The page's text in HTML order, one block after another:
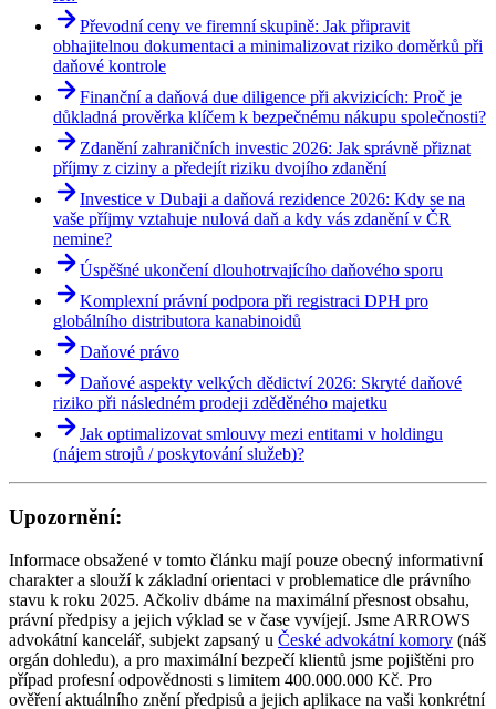
Převodní ceny ve firemní skupině: Jak připravit
obhajitelnou dokumentaci a minimalizovat riziko doměrků při
daňové kontrole
Finanční a daňová due diligence při akvizicích: Proč je
důkladná prověrka klíčem k bezpečnému nákupu společnosti?
Zdanění zahraničních investic 2026: Jak správně přiznat
příjmy z ciziny a předejít riziku dvojího zdanění
Investice v Dubaji a daňová rezidence 2026: Kdy se na
vaše příjmy vztahuje nulová daň a kdy vás zdanění v ČR
nemine?
Úspěšné ukončení dlouhotrvajícího daňového sporu
Komplexní právní podpora při registraci DPH pro
globálního distributora kanabinoidů
Daňové právo
Daňové aspekty velkých dědictví 2026: Skryté daňové
riziko při následném prodeji zděděného majetku
Jak optimalizovat smlouvy mezi entitami v holdingu
(nájem strojů / poskytování služeb)?
Upozornění:
Informace obsažené v tomto článku mají pouze obecný informativní
charakter a slouží k základní orientaci v problematice dle právního
stavu k roku 2025. Ačkoliv dbáme na maximální přesnost obsahu,
právní předpisy a jejich výklad se v čase vyvíjejí. Jsme ARROWS
advokátní kancelář, subjekt zapsaný u České advokátní komory (náš
orgán dohledu), a pro maximální bezpečí klientů jsme pojištěni pro
případ profesní odpovědnosti s limitem 400.000.000 Kč. Pro
ověření aktuálního znění předpisů a jejich aplikace na vaši konkrétní